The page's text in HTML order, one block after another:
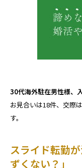
30代海外駐在男性様、
お見合いは18件、交際
す。
スライド転勤
ずくない？」